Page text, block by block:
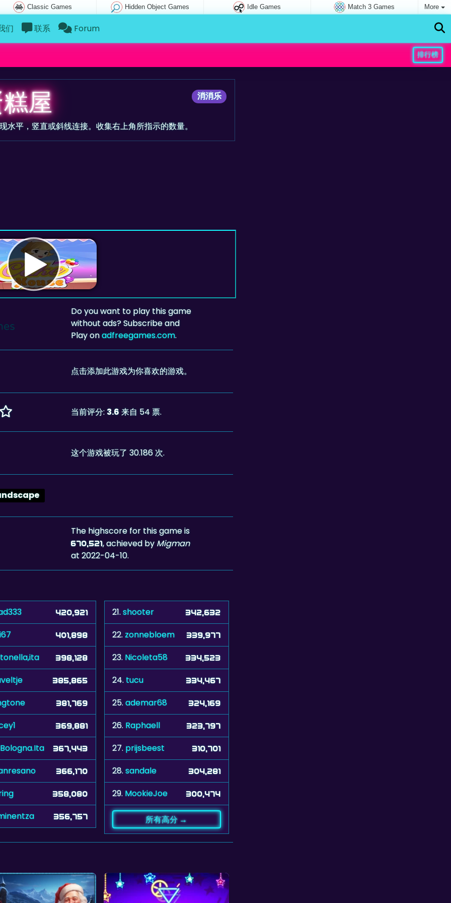
Classic Games Hidden Object Games Idle Games Match 3 Games More
们 联系 Forum
排行榜
消消乐
屋
水平，竖直或斜线连接。收集右上角所指示的数量。
Do you want to play this game
without ads? Subscribe and
Play onadfreegames.com.
点击添加此游戏为你喜欢的游戏。
当前评分: 3.6来自 54 票.
这个游戏被玩了 30.186 次.
The highscore for this game is
670,521, achieved by Migman
at 2022-04-10.
420,921
401,898
398,128
385,865
381,769
369,881
367,443
366,170
358,080
356,757
21.shooter 342,632
22.zonnebloem 339,977
23. Nicoleta58 334,523
24.tucu 334,467
25.ademar68 324,169
26. Raphaell 323,797
27. prijsbeest 310,701
28.sandale 304,281
29. MookieJoe 300,474
所有高分 →